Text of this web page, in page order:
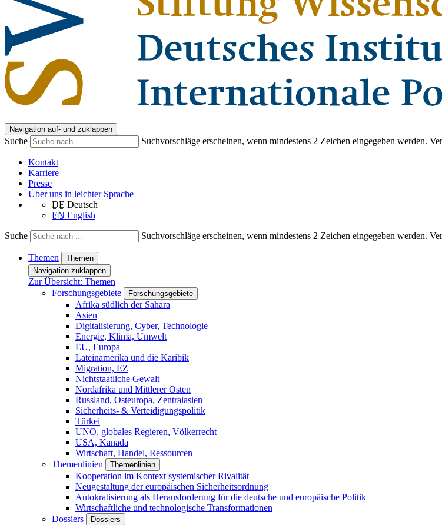
Navigation auf- und zuklappen
Suche Suchvorschläge erscheinen, wenn mindestens 2 Zeichen eingegeben werden.
Kontakt
Karriere
Presse
Über uns in leichter Sprache
DE Deutsch
EN English
Suche Suchvorschläge erscheinen, wenn mindestens 2 Zeichen eingegeben werden.
Themen
Themen
Navigation zuklappen
Zur Übersicht: Themen
Forschungsgebiete
Forschungsgebiete
Afrika südlich der Sahara
Asien
Digitalisierung, Cyber, Technologie
Energie, Klima, Umwelt
EU, Europa
Lateinamerika und die Karibik
Migration, EZ
Nichtstaatliche Gewalt
Nordafrika und Mittlerer Osten
Russland, Osteuropa, Zentralasien
Sicherheits- & Verteidigungspolitik
Türkei
UNO, globales Regieren, Völkerrecht
USA, Kanada
Wirtschaft, Handel, Ressourcen
Themenlinien
Themenlinien
Kooperation im Kontext systemischer Rivalität
Neugestaltung der europäischen Sicherheitsordnung
Autokratisierung als Herausforderung für die deutsche und europäische Politik
Wirtschaftliche und technologische Transformationen
Dossiers
Dossiers